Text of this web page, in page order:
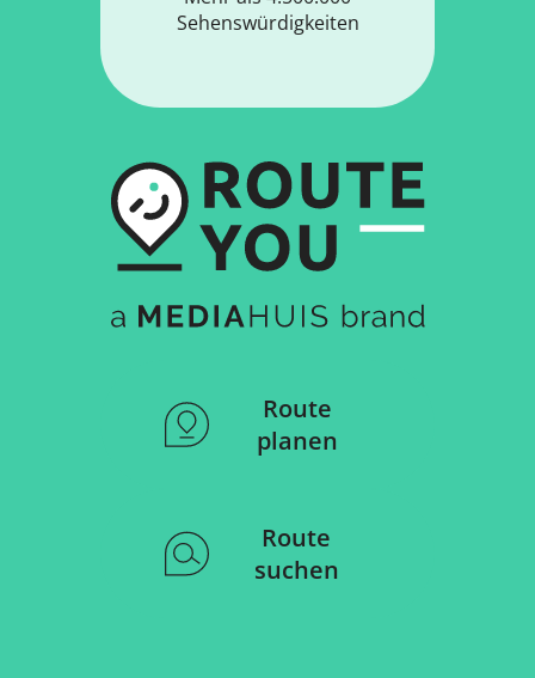
Sehenswürdigkeiten
Route
planen
Route
suchen